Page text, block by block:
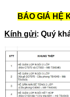
BÁO GIÁ HỆ
Kính gửi: Quý